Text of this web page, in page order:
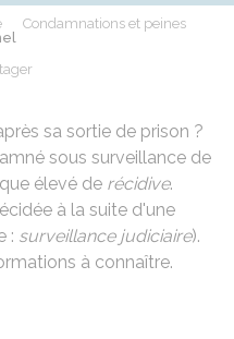
Condamnations et peines
sa sortie de prison ?
sous surveillance de
élevé de récidive.
à la suite d'une
: surveillance judiciaire).
à connaître.